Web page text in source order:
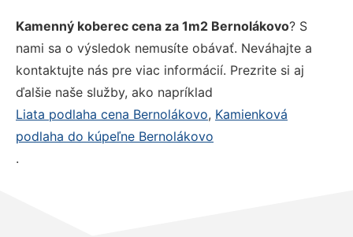
Kamenný koberec cena za 1m2 Bernolákovo? S
nami sa o výsledok nemusíte obávať. Neváhajte a
kontaktujte nás pre viac informácií. Prezrite si aj
ďalšie naše služby, ako napríklad
Liata podlaha cena Bernolákovo, Kamienková
podlaha do kúpeľne Bernolákovo
.